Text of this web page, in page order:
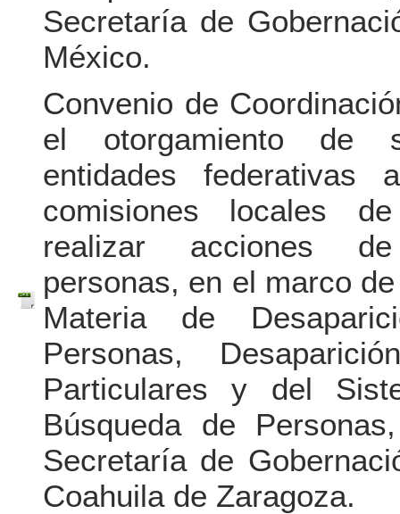
Secretaría de
México.
Convenio de
el otorgamiento de
entidades
comisiones locales
realizar acciones
personas, en el marco
Materia de
Personas,
Particulares y del
Búsqueda de
Secretaría de
Coahuila de Zaragoza.